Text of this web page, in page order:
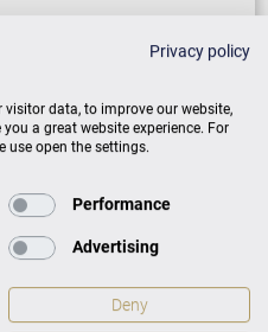
59.000 €
Auf Anfrage
Auf Anfrage
Privacy policy
data, to improve our website,
a great website experience. For
use open the settings.
Performance
Advertising
Deny